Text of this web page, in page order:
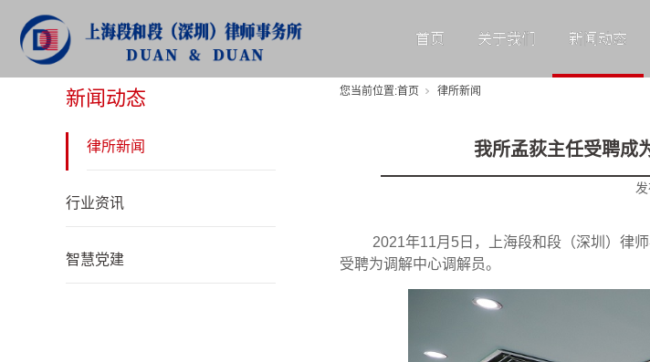
首页 关于我们 新闻动态
新闻动态
新闻动态
律所新闻
行业资讯
智慧党建
您当前位置:首页 律所新闻
我所孟荻主任受聘成
发
2021年11月5日，上海段和段（深圳）律师
受聘为调解中心调解员。